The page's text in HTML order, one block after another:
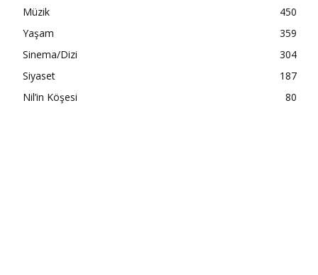
Müzik
450
Yaşam
359
Sinema/Dizi
304
Siyaset
187
Nil’in Köşesi
80